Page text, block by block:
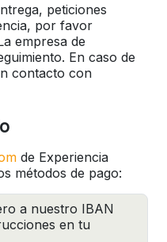
peticiones
por favor
empresa de
En caso de
contacto con
de Experiencia
métodos de pago:
a nuestro IBAN
en tu